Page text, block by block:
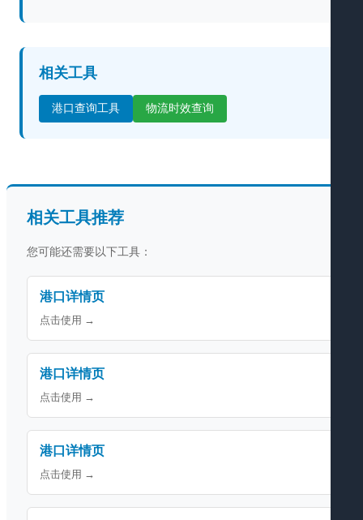
相关工具
港口查询工具 物流时效查询
相关工具推荐
您可能还需要以下工具：
港口详情页
点击使用 →
港口详情页
点击使用 →
港口详情页
点击使用 →